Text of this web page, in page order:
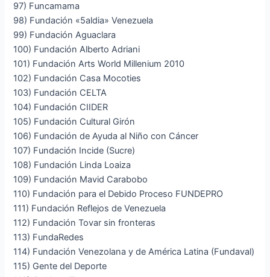
97) Funcamama
98) Fundación «5aldia» Venezuela
99) Fundación Aguaclara
100) Fundación Alberto Adriani
101) Fundación Arts World Millenium 2010
102) Fundación Casa Mocoties
103) Fundación CELTA
104) Fundación CIIDER
105) Fundación Cultural Girón
106) Fundación de Ayuda al Niño con Cáncer
107) Fundación Incide (Sucre)
108) Fundación Linda Loaiza
109) Fundación Mavid Carabobo
110) Fundación para el Debido Proceso FUNDEPRO
111) Fundación Reflejos de Venezuela
112) Fundación Tovar sin fronteras
113) FundaRedes
114) Fundación Venezolana y de América Latina (Fundaval)
115) Gente del Deporte